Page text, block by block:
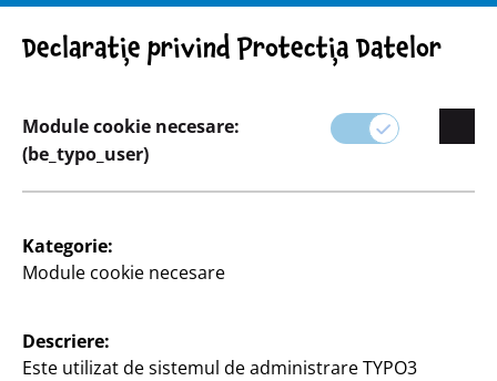
Declarație privind Protecția Datelor
Module cookie necesare:
(be_typo_user)
Kategorie:
Module cookie necesare
Descriere:
Este utilizat de sistemul de administrare TYPO3